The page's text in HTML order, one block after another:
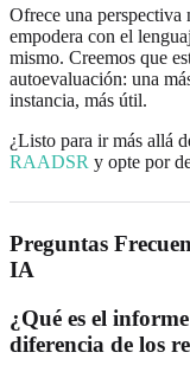
Ofrece una
empodera con el
mismo. Creemos que
autoevaluación: una
instancia, más útil.
¿Listo para ir más allá
RAADSR y opte por
Preguntas
IA
¿Qué es el
diferencia de los